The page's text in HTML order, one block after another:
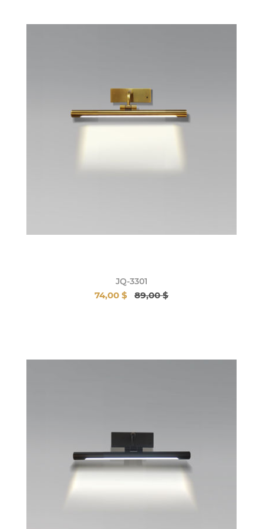
JQ-3301
74,00 $ 89,00 $